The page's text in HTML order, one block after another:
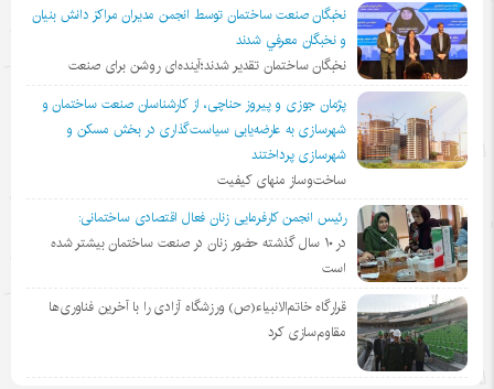
نخبگان صنعت ساختمان توسط انجمن مديران مراكز دانش بنيان
و نخبگان معرفي شدند
نخبگان ساختمان تقدیر شدند؛آینده‌ای روشن برای صنعت
پژمان جوزی و پیروز حناچی، از کارشناسان صنعت ساختمان و
شهرسازی به عارضه‌یابی سیاست‌گذاری در بخش مسکن و
شهرسازی پرداختند
ساخت‌وساز منهای کیفیت
رئیس انجمن کارفرمایی زنان فعال اقتصادی ساختمانی:
در ١٠ سال گذشته حضور زنان در صنعت ساختمان بیشتر شده
است
قرارگاه خاتم‌الانبیاء(ص) ورزشگاه آزادی را با آخرین فناوری‌ها
مقاوم‌سازی کرد